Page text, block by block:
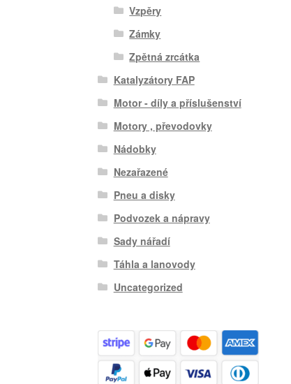
Vzpěry
Zámky
Zpětná zrcátka
Katalyzátory FAP
Motor - díly a příslušenství
Motory , převodovky
Nádobky
Nezařazené
Pneu a disky
Podvozek a nápravy
Sady nářadí
Táhla a lanovody
Uncategorized